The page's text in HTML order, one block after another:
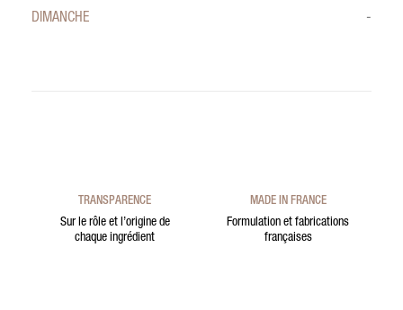
DIMANCHE
-
TRANSPARENCE
Sur le rôle et l’origine de
chaque ingrédient
MADE IN FRANCE
Formulation et fabrications
françaises